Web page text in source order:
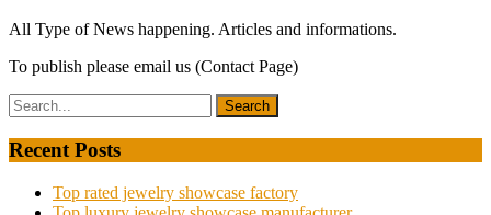
All Type of News happening. Articles and informations.
To publish please email us (Contact Page)
Recent Posts
Top rated jewelry showcase factory